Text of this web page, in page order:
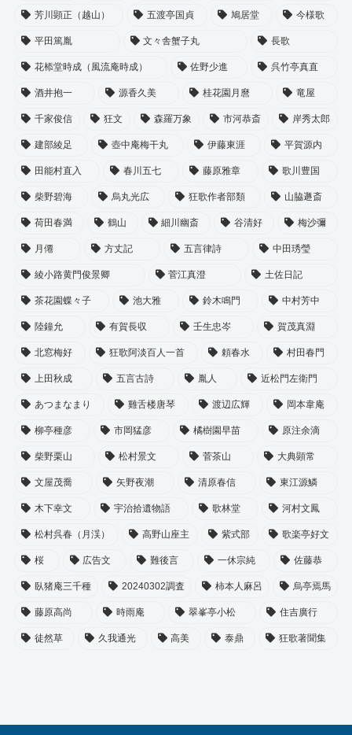
芳川顕正（越山） 五渡亭国貞 鳩居堂 今様歌
平田篤胤 文々舎蟹子丸 長歌
花㮇堂時成（風流庵時成） 佐野少進 呉竹亭真直
酒井抱一 源香久美 桂花園月麿 竜屋
千家俊信 狂文 森羅万象 市河恭斎 岸秀太郎
建部綾足 壺中庵梅干丸 伊藤東涯 平賀源内
田能村直入 春川五七 藤原雅章 歌川豊国
柴野碧海 烏丸光広 狂歌作者部類 山脇遯斎
荷田春満 鶴山 細川幽斎 谷清好 梅沙彌
月僊 方丈記 五言律詩 中田琇瑩
綾小路黄門俊景卿 菅江真澄 土佐日記
茶花園蝶々子 池大雅 鈴木鳴門 中村芳中
陸鐘允 有賀長収 壬生忠岑 賀茂真淵
北窓梅好 狂歌阿淡百人一首 頼春水 村田春門
上田秋成 五言古詩 胤人 近松門左衛門
あつまなまり 雞舌楼唐琴 渡辺広輝 岡本韋庵
柳亭種彦 市岡猛彦 橘樹園早苗 原注余滴
柴野栗山 松村景文 菅茶山 大典顕常
文屋茂喬 矢野夜潮 清原春信 東江源鱗
木下幸文 宇治拾遺物語 歌林堂 河村文鳳
松村呉春（月渓） 高野山座主 紫式部 歌楽亭好文
桜 広告文 難後言 一休宗純 佐藤恭
臥猪庵三千種 20240302調査 柿本人麻呂 烏亭焉馬
藤原高尚 時雨庵 翠峯亭小松 住吉廣行
徒然草 久我通光 高美 泰鼎 狂歌著聞集